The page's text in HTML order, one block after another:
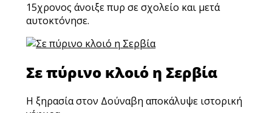
15χρονος άνοιξε πυρ σε σχολείο και μετά
αυτοκτόνησε.
Σε πύρινο κλοιό η Σερβία
Η ξηρασία στον Δούναβη αποκάλυψε ιστορική